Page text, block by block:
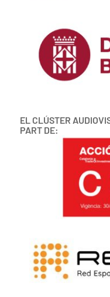
EL CLÚSTER
PART DE: